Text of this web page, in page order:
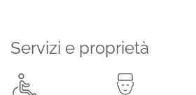
Servizi e proprietà